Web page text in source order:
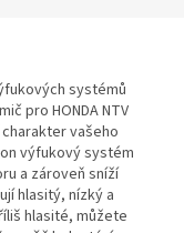
systémů
pro HONDA NTV
charakter vašeho
výfukový systém
a zároveň sníží
hlasitý, nízký a
hlasité, můžete